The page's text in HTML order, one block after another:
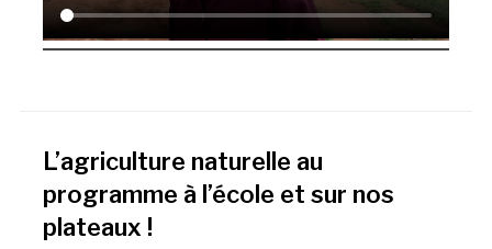
L’agriculture naturelle au
programme à l’école et sur nos
plateaux !